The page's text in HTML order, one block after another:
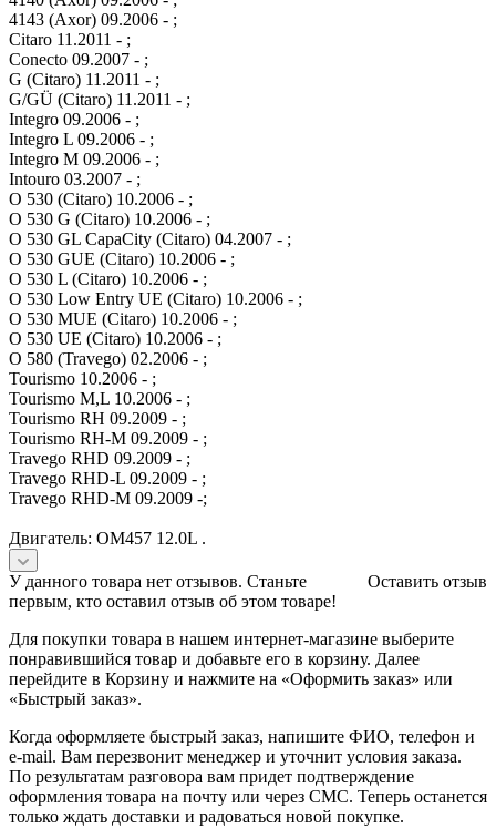
4143 (Axor) 09.2006 - ;
Citaro 11.2011 - ;
Conecto 09.2007 - ;
G (Citaro) 11.2011 - ;
G/GÜ (Citaro) 11.2011 - ;
Integro 09.2006 - ;
Integro L 09.2006 - ;
Integro M 09.2006 - ;
Intouro 03.2007 - ;
O 530 (Citaro) 10.2006 - ;
O 530 G (Citaro) 10.2006 - ;
O 530 GL CapaCity (Citaro) 04.2007 - ;
O 530 GUE (Citaro) 10.2006 - ;
O 530 L (Citaro) 10.2006 - ;
O 530 Low Entry UE (Citaro) 10.2006 - ;
O 530 MUE (Citaro) 10.2006 - ;
O 530 UE (Citaro) 10.2006 - ;
O 580 (Travego) 02.2006 - ;
Tourismo 10.2006 - ;
Tourismo M,L 10.2006 - ;
Tourismo RH 09.2009 - ;
Tourismo RH-M 09.2009 - ;
Travego RHD 09.2009 - ;
Travego RHD-L 09.2009 - ;
Travego RHD-M 09.2009 -;
Двигатель: OM457 12.0L .
Оставить отзыв
У данного товара нет отзывов. Станьте
первым, кто оставил отзыв об этом товаре!
Для покупки товара в нашем интернет-магазине выберите
понравившийся товар и добавьте его в корзину. Далее
перейдите в Корзину и нажмите на «Оформить заказ» или
«Быстрый заказ».
Когда оформляете быстрый заказ, напишите ФИО, телефон и
e-mail. Вам перезвонит менеджер и уточнит условия заказа.
По результатам разговора вам придет подтверждение
оформления товара на почту или через СМС. Теперь останется
только ждать доставки и радоваться новой покупке.